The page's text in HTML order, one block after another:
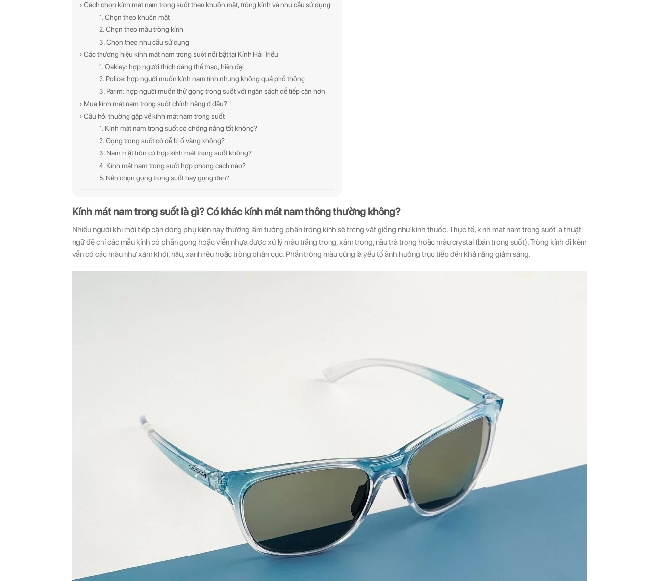
› Cách chọn kính mát nam trong suốt theo khuôn mặt, tròng kính và nhu cầu sử dụng
1. Chọn theo khuôn mặt
2. Chọn theo màu tròng kính
3. Chọn theo nhu cầu sử dụng
› Các thương hiệu kính mát nam trong suốt nổi bật tại Kính Hải Triều
1. Oakley: hợp người thích dáng thể thao, hiện đại
2. Police: hợp người muốn kính nam tính nhưng không quá phổ thông
3. Parim: hợp người muốn thử gọng trong suốt với ngân sách dễ tiếp cận hơn
› Mua kính mát nam trong suốt chính hãng ở đâu?
› Câu hỏi thường gặp về kính mát nam trong suốt
1. Kính mát nam trong suốt có chống nắng tốt không?
2. Gọng trong suốt có dễ bị ố vàng không?
3. Nam mặt tròn có hợp kính mát trong suốt không?
4. Kính mát nam trong suốt hợp phong cách nào?
5. Nên chọn gọng trong suốt hay gọng đen?
Kính mát nam trong suốt là gì? Có khác kính mát nam thông thường không?
Nhiều người khi mới tiếp cận dòng phụ kiện này thường lầm tưởng phần tròng kính sẽ trong vắt giống như kính thuốc. Thực tế, kính mát nam trong suốt là thuật
ngữ để chỉ các mẫu kính có phần gọng hoặc viền nhựa được xử lý màu trắng trong, xám trong, nâu trà trong hoặc màu crystal (bán trong suốt). Tròng kính đi kèm
vẫn có các màu như xám khói, nâu, xanh rêu hoặc tròng phân cực. Phần tròng màu cũng là yếu tố ảnh hưởng trực tiếp đến khả năng giảm sáng.